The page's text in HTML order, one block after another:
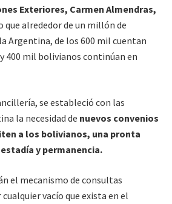
Exteriores, Carmen Almendras,
alrededor de un millón de
Argentina, de los 600 mil cuentan
400 mil bolivianos continúan en
se estableció con las
la necesidad de nuevos convenios
a los bolivianos, una pronta
y permanencia.
el mecanismo de consultas
vacío que exista en el